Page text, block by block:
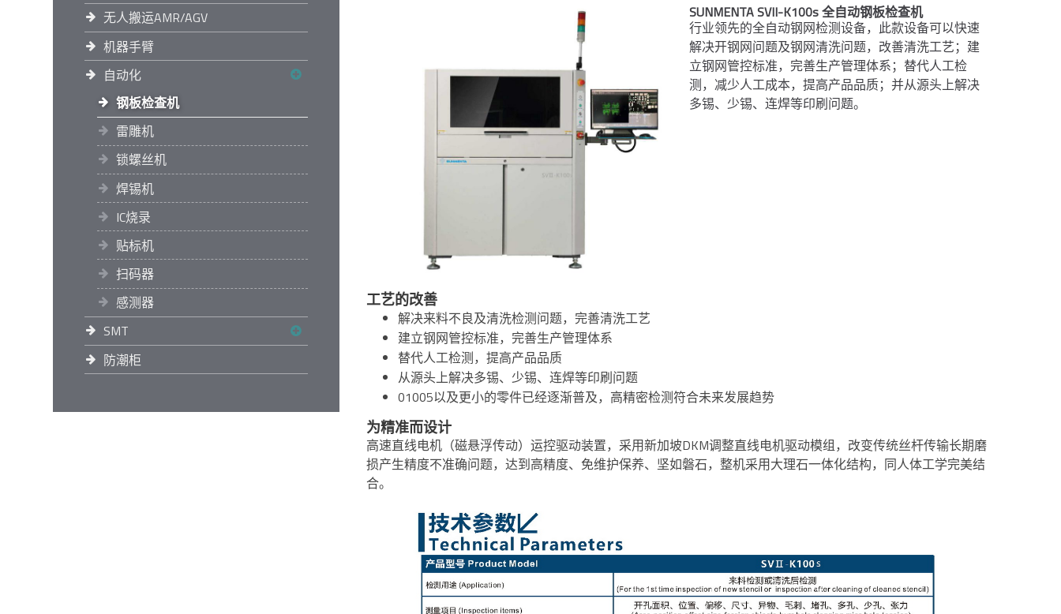
无人搬运AMR/AGV
机器手臂
自动化
钢板检查机
雷雕机
锁螺丝机
焊锡机
IC烧录
贴标机
扫码器
感测器
SMT
防潮柜
SUNMENTA SVII-K100s 全自动钢板检查机
行业领先的全自动钢网检测设备，此款设备可以快速
解决开钢网问题及钢网清洗问题，改善清洗工艺；建
立钢网管控标准，完善生产管理体系；替代人工检
测，减少人工成本，提高产品品质；并从源头上解决
多锡、少锡、连焊等印刷问题。
工艺的改善
解决来料不良及清洗检测问题，完善清洗工艺
建立钢网管控标准，完善生产管理体系
替代人工检测，提高产品品质
从源头上解决多锡、少锡、连焊等印刷问题
01005以及更小的零件已经逐渐普及，高精密检测符合未来发展趋势
为精准而设计
高速直线电机（磁悬浮传动）运控驱动装置，采用新加坡DKM调整直线电机驱动模组，改变传统丝杆传输长期磨
损产生精度不准确问题，达到高精度、免维护保养、坚如磐石，整机采用大理石一体化结构，同人体工学完美结
合。